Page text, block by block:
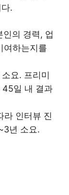
.
인의 경력, 업
여하는지를
요. 프리미
일 내 결과
라 인터뷰 진
년 소요.